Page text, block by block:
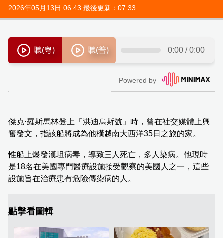
2026年05月13日 06:43 最後更新：07:33
傑克·羅斯馬林登上「洪迪烏斯號」時，曾在社交媒體上興
奮發文，指該船將成為他橫越南大西洋35日之旅的家。
惟船上爆發漢坦病毒，導致三人死亡，多人染病。他現時
是18名在美國專門醫療設施接受觀察的美國人之一，這些
設施旨在治療患有危險傳染病的人。
點擊看圖輯